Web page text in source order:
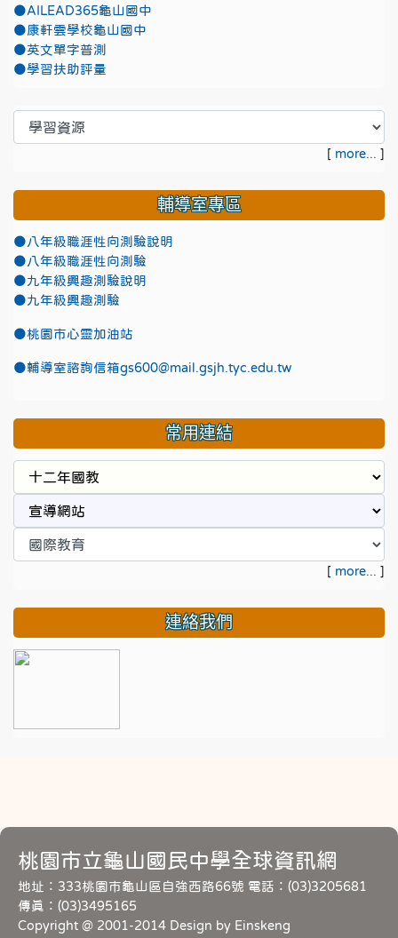
●AILEAD365龜山國中
●康軒雲學校龜山國中
●英文單字普測
●學習扶助評量
[ more... ]
輔導室專區
●八年級職涯性向測驗說明
●八年級職涯性向測驗
●九年級興趣測驗說明
●九年級興趣測驗
●桃園市心靈加油站
●輔導室諮詢信箱gs600@mail.gsjh.tyc.edu.tw
常用連結
[ more... ]
連絡我們
桃園市立龜山國民中學全球資訊網
地址：333桃園市龜山區自強西路66號 電話：(03)3205681
傳真：(03)3495165
Copyright @ 2001-2014 Design by Einskeng